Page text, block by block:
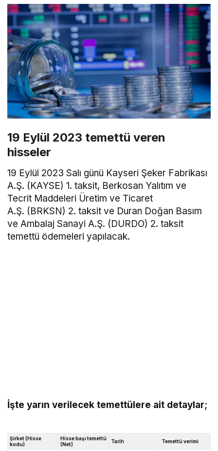
19 Eylül 2023 temettü veren
hisseler
19 Eylül 2023 Salı günü Kayseri Şeker Fabrikası
A.Ş. (KAYSE) 1. taksit, Berkosan Yalıtım ve
Tecrit Maddeleri Üretim ve Ticaret
A.Ş. (BRKSN) 2. taksit ve Duran Doğan Basım
ve Ambalaj Sanayi A.Ş. (DURDO) 2. taksit
temettü ödemeleri yapılacak.
İşte yarın verilecek temettülere ait detaylar;
Şirket (Hisse
kodu)
Hisse başı temettü
(Net)
Tarih Temettü verimi